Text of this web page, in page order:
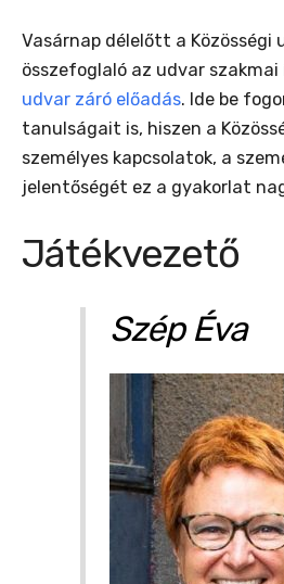
Vasárnap délelőtt a Közösségi
összefoglaló az udvar szakmai
udvar záró előadás. Ide be
tanulságait is, hiszen a
személyes kapcsolatok, a
jelentőségét ez a gyakorlat
Játékvezető
Szép Éva